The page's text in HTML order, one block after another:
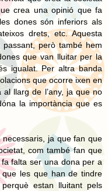
crea una opinió que fa
dones són inferiors als
drets, etc. Aquesta
passant, però també hem
que van lluitar per la
igualat. Per altra banda
que ocorre ixen en
llarg de l’any, ja que no
la importància que es
ja que fan que
com també fan que
falta ser una dona per a
les que han de tindre
estan lluitant pels